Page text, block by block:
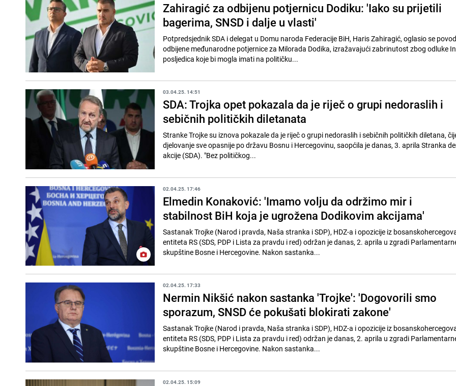
Zahiragić za odbijenu potjernicu Dodiku: 'Iako su prijetili
bagerima, SNSD i dalje u vlasti'
Potpredsjednik SDA i delegat u Domu naroda Federacije BiH, Haris Zahiragić, oglasio se
odbijene međunarodne potjernice za Milorada Dodika, izražavajući zabrinutost zbog odluke
posljedica koje bi mogla imati na političku...
03.04.25. 14:51
SDA: Trojka opet pokazala da je riječ o grupi nedoraslih i
sebičnih političkih diletanata
Stranke Trojke su iznova pokazale da je riječ o grupi nedoraslih i sebičnih političkih diletana,
djelovanje sve opasnije po državu Bosnu i Hercegovinu, saopćila je danas, 3. aprila Stranka
akcije (SDA). "Bez političkog...
02.04.25. 17:46
Elmedin Konaković: 'Imamo volju da održimo mir i
stabilnost BiH koja je ugrožena Dodikovim akcijama'
Sastanak Trojke (Narod i pravda, Naša stranka i SDP), HDZ-a i opozicije iz
entiteta RS (SDS, PDP i Lista za pravdu i red) održan je danas, 2. aprila u zgradi
skupštine Bosne i Hercegovine. Nakon sastanka...
02.04.25. 17:33
Nermin Nikšić nakon sastanka 'Trojke': 'Dogovorili smo
sporazum, SNSD će pokušati blokirati zakone'
Sastanak Trojke (Narod i pravda, Naša stranka i SDP), HDZ-a i opozicije iz
entiteta RS (SDS, PDP i Lista za pravdu i red) održan je danas, 2. aprila u zgradi
skupštine Bosne i Hercegovine. Nakon sastanka...
02.04.25. 15:09